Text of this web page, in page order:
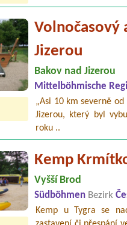
Volnočasový
Jizerou
Bakov nad Jizerou
Mittelböhmische
„Asi 10 km severně
Jizerou, který byl
roku ..
Kemp
Vyšší Brod
Südböhmen Bezirk
Kemp u Tygra se